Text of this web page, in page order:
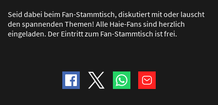
Seid dabei beim Fan-Stammtisch, diskutiert mit oder lauscht
den spannenden Themen! Alle Haie-Fans sind herzlich
eingeladen. Der Eintritt zum Fan-Stammtisch ist frei.